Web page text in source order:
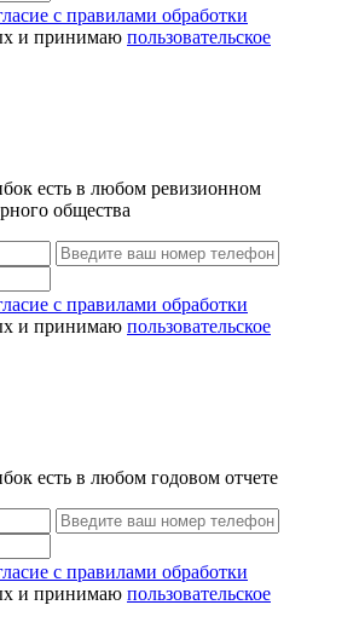
с правилами обработки
и принимаю пользовательское
есть в любом ревизионном
общества
с правилами обработки
и принимаю пользовательское
есть в любом годовом отчете
с правилами обработки
и принимаю пользовательское